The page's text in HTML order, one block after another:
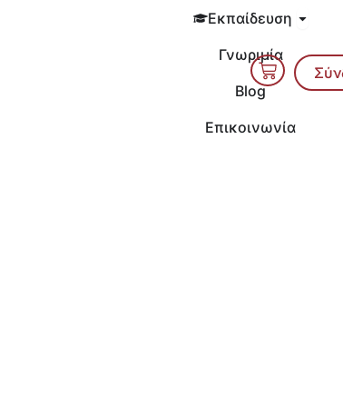
Εκπαίδευση Open
Γνωριμία
Blog
Επικοινωνία
Cart